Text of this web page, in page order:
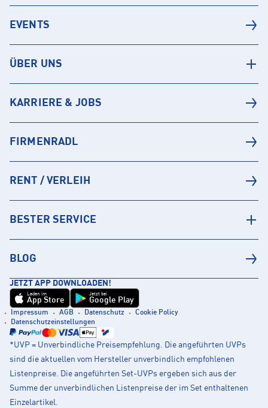
EVENTS
ÜBER UNS
KARRIERE & JOBS
FIRMENRADL
RENT / VERLEIH
BESTER SERVICE
BLOG
JETZT APP DOWNLOADEN!
Laden im
App Store
Jetzt bei
Google Play
Impressum AGB Datenschutz
Cookie Policy
Datenschutzeinstellungen
*UVP = Unverbindliche Preisempfehlung. Die angeführten UVPs
sind die aktuellen vom Hersteller unverbindlich empfohlenen
Listenpreise. Die angeführten Set-UVPs ergeben sich aus der
Summe der unverbindlichen Listenpreise der im Set enthaltenen
Einzelartikel.